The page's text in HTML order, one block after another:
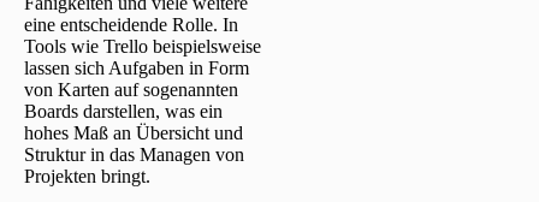
eine entscheidende Rolle. In
Tools wie Trello beispielsweise
lassen sich Aufgaben in Form
von Karten auf sogenannten
Boards darstellen, was ein
hohes Maß an Übersicht und
Struktur in das Managen von
Projekten bringt.